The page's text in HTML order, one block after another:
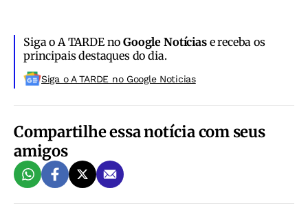
Siga o A TARDE noGoogle Notíciase receba os
principais destaques do dia.
Siga o A TARDE no Google Noticias
Compartilhe essa notícia com seus
amigos